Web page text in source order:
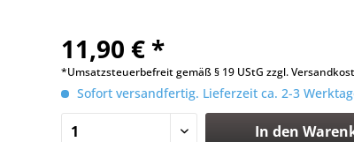
11,90 € *
*Umsatzsteuerbefreit gemäß § 19 UStG zzgl.
Sofort versandfertig. Lieferzeit ca. 2-3
In den